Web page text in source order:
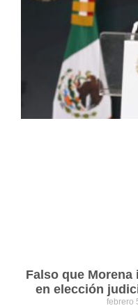
Falso que
en elección
febrero